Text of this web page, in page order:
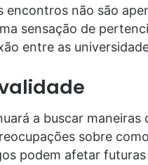
não são
sensação de
entre as
a buscar maneiras
sobre
podem afetar